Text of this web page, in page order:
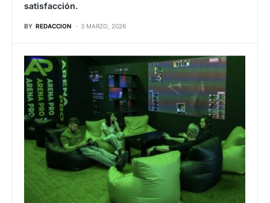
satisfacción.
BY REDACCION 3 MARZO, 2026